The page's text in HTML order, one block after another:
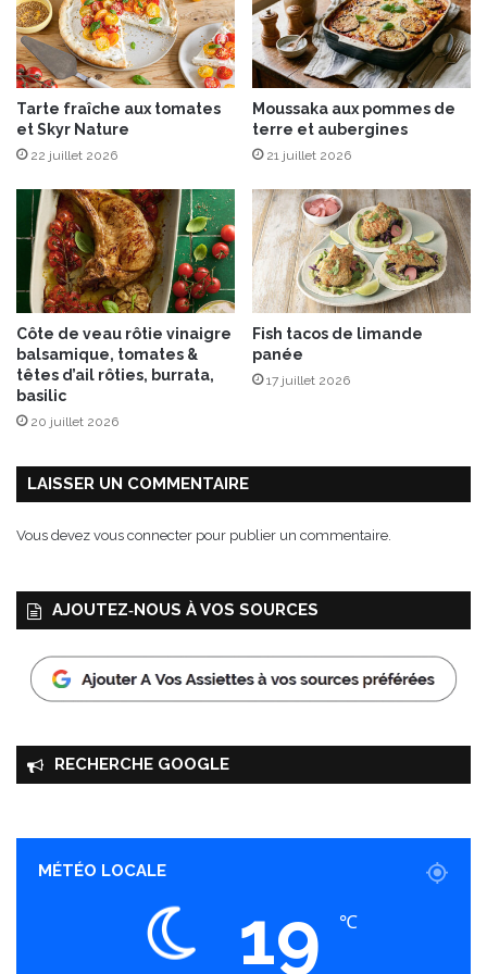
C
o
u
p
l
a
n
i
t
i
o
n
s
L
s
e
n
a
i
g
r
e
t
o
r
a
n
g
Tarte fraîche aux tomates
et Skyr Nature
22 juillet 2026
Moussaka aux pommes de
terre et aubergines
21 juillet 2026
Côte de veau rôtie vinaigre
balsamique, tomates &
têtes d’ail rôties, burrata,
basilic
20 juillet 2026
Fish tacos de limande
panée
17 juillet 2026
LAISSER UN COMMENTAIRE
Vous devez vous connecter pour publier un commentaire.
AJOUTEZ‑NOUS À VOS SOURCES
RECHERCHE GOOGLE
MÉTÉO LOCALE
19 ℃